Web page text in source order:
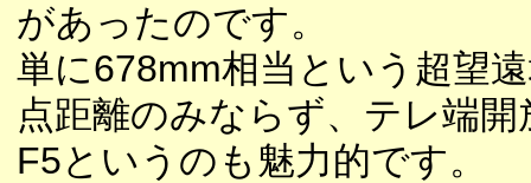
があったのです。
単に678mm相当という超望
点距離のみならず、テレ端開
F5というのも魅力的です。